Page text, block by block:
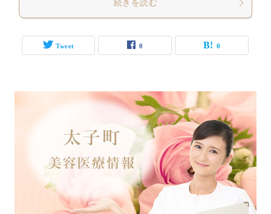
続きを読む
Tweet 0 0